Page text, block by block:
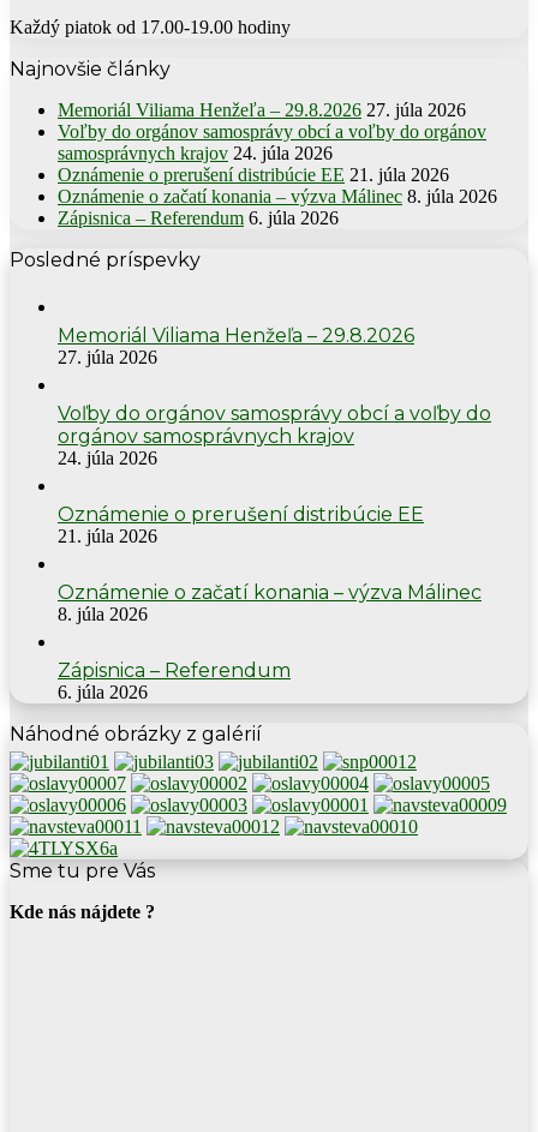
Každý piatok od 17.00-19.00 hodiny
Najnovšie články
Memoriál Viliama Henžeľa – 29.8.2026 27. júla 2026
Voľby do orgánov samosprávy obcí a voľby do orgánov
samosprávnych krajov 24. júla 2026
Oznámenie o prerušení distribúcie EE 21. júla 2026
Oznámenie o začatí konania – výzva Málinec 8. júla 2026
Zápisnica – Referendum 6. júla 2026
Posledné príspevky
Memoriál Viliama Henžeľa – 29.8.2026
27. júla 2026
Voľby do orgánov samosprávy obcí a voľby do
orgánov samosprávnych krajov
24. júla 2026
Oznámenie o prerušení distribúcie EE
21. júla 2026
Oznámenie o začatí konania – výzva Málinec
8. júla 2026
Zápisnica – Referendum
6. júla 2026
Náhodné obrázky z galérií
Sme tu pre Vás
Kde nás nájdete ?